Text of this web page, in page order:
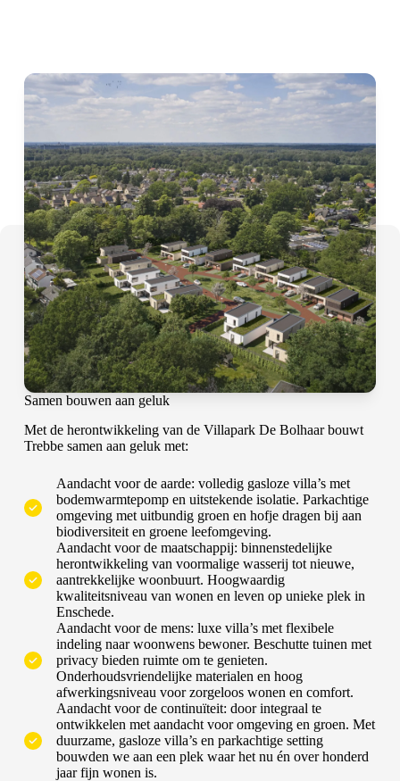
Samen bouwen aan geluk
Met de herontwikkeling van de Villapark De Bolhaar bouwt
Trebbe samen aan geluk met:
Aandacht voor de aarde: volledig gasloze villa’s met
bodemwarmtepomp en uitstekende isolatie. Parkachtige
omgeving met uitbundig groen en hofje dragen bij aan
biodiversiteit en groene leefomgeving.
Aandacht voor de maatschappij: binnenstedelijke
herontwikkeling van voormalige wasserij tot nieuwe,
aantrekkelijke woonbuurt. Hoogwaardig
kwaliteitsniveau van wonen en leven op unieke plek in
Enschede.
Aandacht voor de mens: luxe villa’s met flexibele
indeling naar woonwens bewoner. Beschutte tuinen met
privacy bieden ruimte om te genieten.
Onderhoudsvriendelijke materialen en hoog
afwerkingsniveau voor zorgeloos wonen en comfort.
Aandacht voor de continuïteit: door integraal te
ontwikkelen met aandacht voor omgeving en groen. Met
duurzame, gasloze villa’s en parkachtige setting
bouwden we aan een plek waar het nu én over honderd
jaar fijn wonen is.